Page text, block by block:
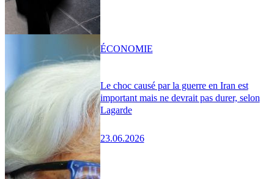
Le choc causé par la guerre en Iran est
important mais ne devrait pas durer, selon
Lagarde
23.06.2026
ÉCONOMIE